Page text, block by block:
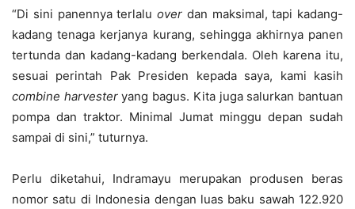
“Di sini panennya terlalu over dan maksimal, tapi kadang-
kadang tenaga kerjanya kurang, sehingga akhirnya panen
tertunda dan kadang-kadang berkendala. Oleh karena itu,
sesuai perintah Pak Presiden kepada saya, kami kasih
combine harvesteryang bagus. Kita juga salurkan bantuan
pompa dan traktor. Minimal Jumat minggu depan sudah
sampai di sini,” tuturnya.
Perlu diketahui, Indramayu merupakan produsen beras
nomor satu di Indonesia dengan luas baku sawah 122.920